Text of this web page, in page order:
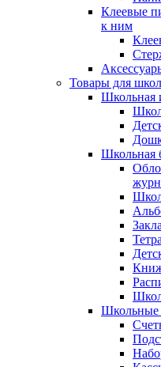
Клеевые
к ним
Товары для
Школьная
Школьная
Школьные